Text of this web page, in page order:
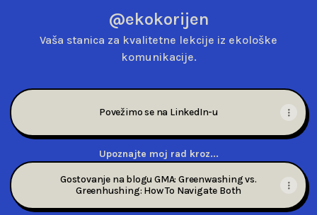
@ekokorijen
Vaša stanica za kvalitetne lekcije iz ekološke
komunikacije.
Povežimo se na LinkedIn-u
Upoznajte moj rad kroz...
Gostovanje na blogu GMA: Greenwashing vs.
Greenhushing: How To Navigate Both